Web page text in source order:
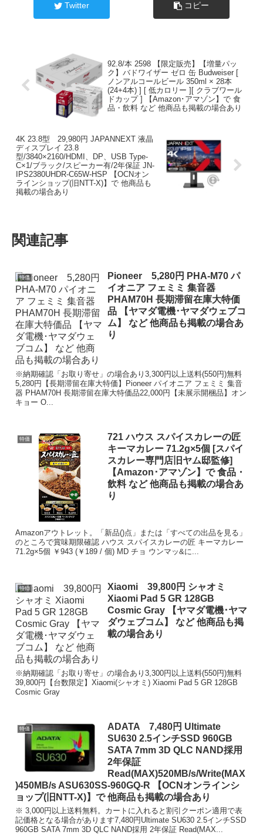
Twitter コピー
92.8/本 2598 【限定販売】【増量パッ
ク】バドワイザー ゼロ 缶 Budweiser [
ノンアルコールビール 350ml × 28本
(24+4本) ] [ 低カロリー ][ クラブワール
ドカップ ] 【Amazon･アマゾン】で 食
品・飲料 など 他商品も掲載の場合あり
4K 23.8型 29,980円 JAPANNEXT 液晶
ディスプレイ 23.8
型/3840×2160/HDMI、DP、USB Type-
C×1/ブラック/スピーカー有/2年保証 JN-
IPS2380UHDR-C65W-HSP 【OCNオン
ラインショップ(旧NTT-X)】で 他商品も
掲載の場合あり
関連記事
特価
Pioneer 5,280円 PHA-M70 パ
イオニア フェミミ 集音器
PHAM70H 長期滞留在庫大特価
品 【ヤマダ電機･ヤマダウェブコ
ム】 など 他商品も掲載の場合あ
り
※納期確認「お取り寄せ」の場合あり3,300円以上送料(550円)無料
5,280円【長期滞留在庫大特価】Pioneer パイオニア フェミミ 集音
器 PHAM70H 長期滞留在庫大特価品22,000円【未展示開梱品】オン
キョー O...
特価
721 ハウス スパイスカレーの匠
キーマカレー 71.2g×5個 [スパイ
スカレー専門店旧ヤム邸監修]
【Amazon･アマゾン】で 食品・
飲料 など 他商品も掲載の場合あ
り
Amazonアウトレット。「新品()点」または「すべての出品を見る」
のところで賞味期限確認 ハウス スパイスカレーの匠 キーマカレー
71.2g×5個 ￥943 (￥189 / 個) MD チョ ウンマッ&に...
特価
Xiaomi 39,800円 シャオミ
Xiaomi Pad 5 GR 128GB
Cosmic Gray 【ヤマダ電機･ヤマ
ダウェブコム】 など 他商品も掲
載の場合あり
※納期確認「お取り寄せ」の場合あり3,300円以上送料(550円)無料
39,800円【台数限定】Xiaomi(シャオミ) Xiaomi Pad 5 GR 128GB
Cosmic Gray
特価
ADATA 7,480円 Ultimate
SU630 2.5インチSSD 960GB
SATA 7mm 3D QLC NAND採用
2年保証
Read(MAX)520MB/s/Write(MAX
)450MB/s ASU630SS-960GQ-R 【OCNオンラインシ
ョップ(旧NTT-X)】で 他商品も掲載の場合あり
※ 3,000円以上送料無料。カートに入れると割引クーポン適用で表
記価格となる場合があります7,480円Ultimate SU630 2.5インチSSD
960GB SATA 7mm 3D QLC NAND採用 2年保証 Read(MAX...